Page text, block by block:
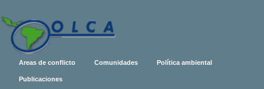
Areas de conflicto Comunidades Política ambiental
Publicaciones